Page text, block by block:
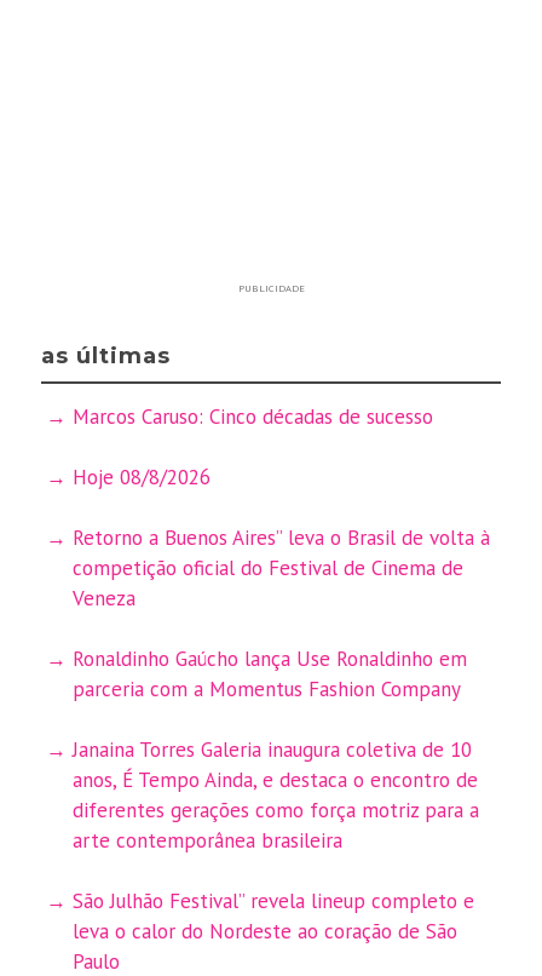
PUBLICIDADE
as últimas
Marcos Caruso: Cinco décadas de sucesso
Hoje 08/8/2026
Retorno a Buenos Aires” leva o Brasil de volta à
competição oficial do Festival de Cinema de
Veneza
Ronaldinho Gaúcho lança Use Ronaldinho em
parceria com a Momentus Fashion Company
Janaina Torres Galeria inaugura coletiva de 10
anos, É Tempo Ainda, e destaca o encontro de
diferentes gerações como força motriz para a
arte contemporânea brasileira
São Julhão Festival” revela lineup completo e
leva o calor do Nordeste ao coração de São
Paulo